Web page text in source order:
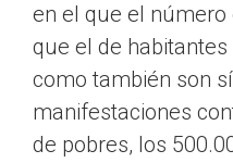
en el que el
que el de
como también son
manifestaciones
de pobres, los